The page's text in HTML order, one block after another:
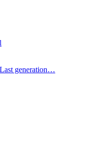
generation…